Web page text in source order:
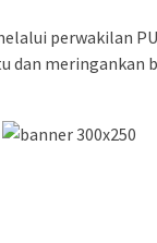
perwakilan
dan meringankan